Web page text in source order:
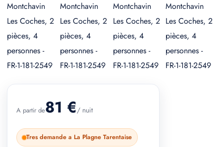
A partir de81 €/ nuit
Tres demande a La Plagne Tarentaise